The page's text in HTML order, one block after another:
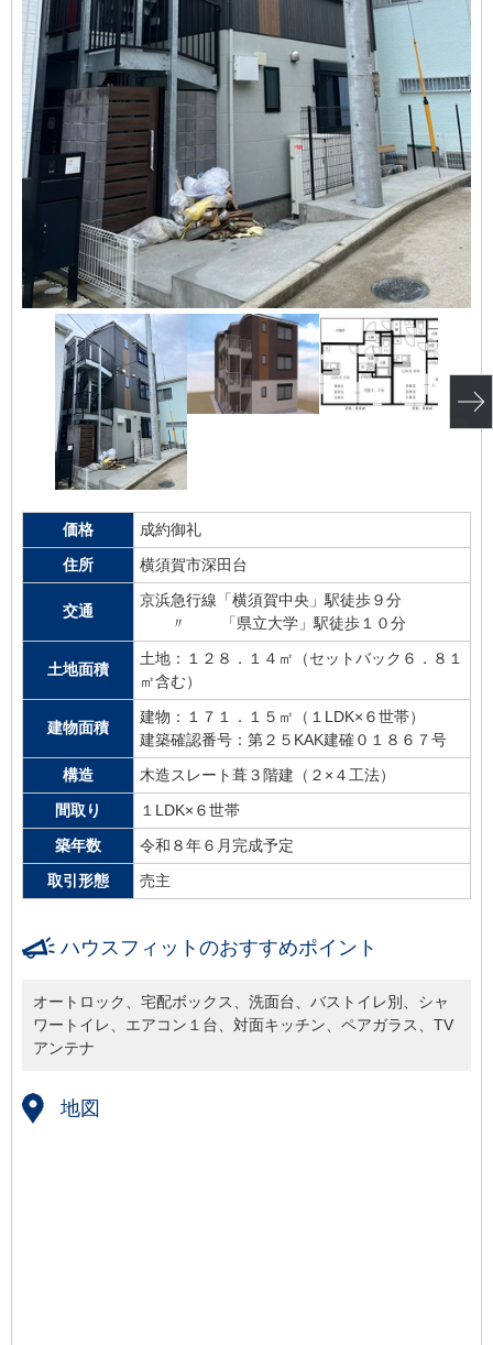
価格
成約御礼
住所
横須賀市深田台
交通
京浜急行線「横須賀中央」駅徒歩９分
〃 「県立大学」駅徒歩１０分
土地面積
土地：１２８．１４㎡（セットバック６．８１
㎡含む）
建物面積
建物：１７１．１５㎡（１LDK×６世帯）
建築確認番号：第２５KAK建確０１８６７号
構造
木造スレート葺３階建（２×４工法）
間取り
１LDK×６世帯
築年数
令和８年６月完成予定
取引形態
売主
ハウスフィットのおすすめポイント
オートロック、宅配ボックス、洗面台、バストイレ別、シャ
ワートイレ、エアコン１台、対面キッチン、ペアガラス、TV
アンテナ
地図